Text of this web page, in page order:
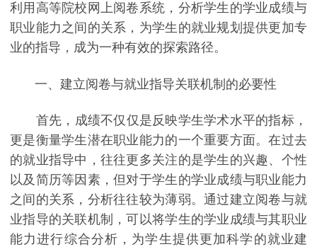
利用高等院校网上阅卷系统，分析学生的学业成绩与
职业能力之间的关系，为学生的就业规划提供更加专
业的指导，成为一种有效的探索路径。
一、建立阅卷与就业指导关联机制的必要性
首先，成绩不仅仅是反映学生学术水平的指标，
更是衡量学生潜在职业能力的一个重要方面。在过去
的就业指导中，往往更多关注的是学生的兴趣、个性
以及简历等因素，但对于学生的学业成绩与职业能力
之间的关系，分析往往较为薄弱。通过建立阅卷与就
业指导的关联机制，可以将学生的学业成绩与其职业
能力进行综合分析，为学生提供更加科学的就业建